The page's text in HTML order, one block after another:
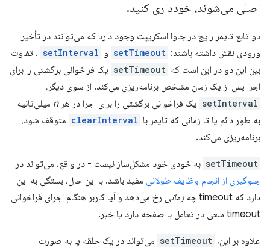
اصلی می‌شوند، خودداری کنید.
دو تابع تایمر رایج در جاوا اسکریپت وجود دارد که می‌توانند در تأخیر
ورودی نقش داشته باشند: setTimeout و setInterval . تفاوت
بین این دو در این است که setTimeout یک فراخوانی برگشتی را برای
اجرا پس از یک زمان مشخص برنامه‌ریزی می‌کند. از سوی دیگر،
setInterval یک فراخوانی برگشتی را برای اجرا در هرn میلی‌ثانیه
به طور دائم یا تا زمانی که تایمر با clearInterval متوقف شود،
برنامه‌ریزی می‌کند.
setTimeout به خودی خود مشکل‌ساز نیست - در واقع، می‌تواند در
جلوگیری از انجام وظایف طولانی مفید باشد. با این حال، بستگی به این
دارد که timeout
چه زمانی رخ می‌دهد و آیا کاربر هنگام اجرای فراخوانی
timeout سعی در تعامل با صفحه دارد یا خیر.
علاوه بر این، setTimeout می‌تواند در یک حلقه یا به صورت